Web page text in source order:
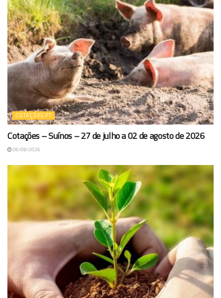
COTAÇÕES PT
Cotações – Suínos – 27 de julho a 02 de agosto de 2026
06/08/2026